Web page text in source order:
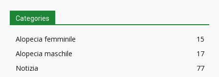
Categories
Alopecia femminile
15
Alopecia maschile
17
Notizia
77